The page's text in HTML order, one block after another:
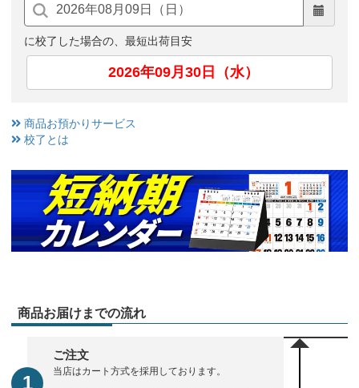
に校了した場合の、最短出荷目安
2026年09月30日（水）
商品お預かりサービス
校了とは
商品お届けまでの流れ
ご注文
当店はカート方式を採用しております。